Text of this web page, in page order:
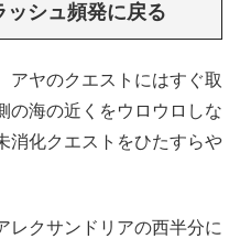
ッシュ頻発に戻る
アヤのクエストにはすぐ取
の海の近くをウロウロしな
消化クエストをひたすらや
レクサンドリアの西半分に